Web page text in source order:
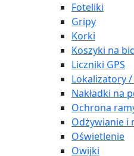
Foteliki
Gripy
Korki
Koszyki na
Liczniki GPS
Lokalizatory
Nakładki na
Ochrona
Odżywianie i
Oświetlenie
Owijki